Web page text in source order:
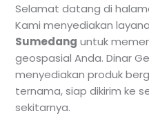
Selamat datang di
Kami menyediakan
Sumedang untuk
geospasial Anda. Dinar
menyediakan produk
ternama, siap dikirim ke
sekitarnya.